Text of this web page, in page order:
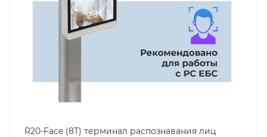
R20-Face (8T) терминал распознавания лиц